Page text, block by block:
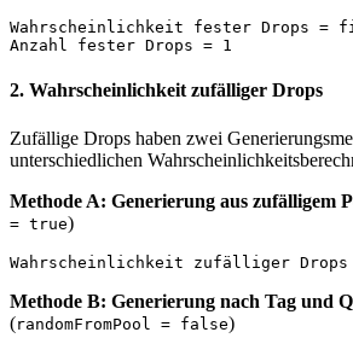
Wahrscheinlichkeit fester Drops =
2. Wahrscheinlichkeit zufälliger Drops
Zufällige Drops haben zwei
unterschiedlichen
Methode A: Generierung aus zufälligem
= true)
Methode B: Generierung nach Tag und
(randomFromPool = false)